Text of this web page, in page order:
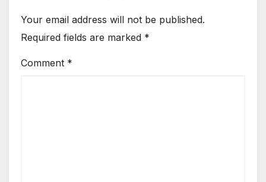
Your email address will not be published.
Required fields are marked *
Comment *